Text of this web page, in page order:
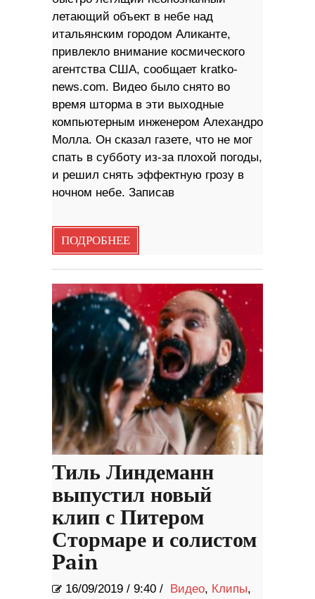
летающий объект в небе над
итальянским городом Аликанте,
привлекло внимание космического
агентства США, сообщает kratko-
news.com. Видео было снято во
время шторма в эти выходные
компьютерным инженером Алехандро
Молла. Он сказал газете, что не мог
спать в субботу из-за плохой погоды,
и решил снять эффектную грозу в
ночном небе. Записав
ПОДРОБНЕЕ
Тиль Линдеманн
выпустил новый
клип с Питером
Стормаре и солистом
Pain
16/09/2019 / 9:40 / Видео, Клипы,